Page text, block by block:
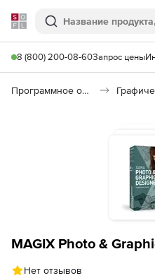
Softline
Поиск
8 (800) 200-08-60Запрос цены
Программное обеспечение для графики и дизайна
MAGIX Photo &
Нет отзывов